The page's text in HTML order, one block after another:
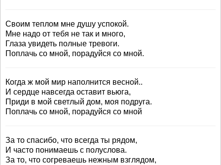
Своим теплом мне душу успокой.
Мне надо от тебя не так и много,
Глаза увидеть полные тревоги.
Поплачь со мной, порадуйся со мной.
Когда ж мой мир наполнится весной..
И сердце навсегда оставит вьюга,
Приди в мой светлый дом, моя подруга.
Поплачь со мной, порадуйся со мной
За то спасибо, что всегда ты рядом,
И часто понимаешь с полуслова.
За то, что согреваешь нежным взглядом,